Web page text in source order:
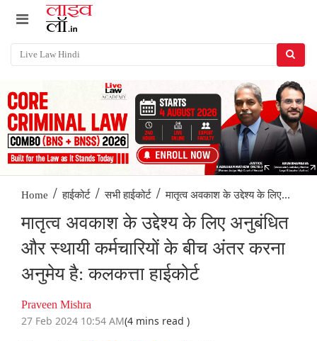
Home / हाईकोर्ट / सभी हाईकोर्ट / मातृत्व अवकाश के उद्देश्य के लिए...
मातृत्व अवकाश के उद्देश्य के लिए अनुबंधित
और स्थायी कर्मचारियों के बीच अंतर करना
अनुमेय है: कलकत्ता हाईकोर्ट
Praveen Mishra
27 Feb 2024 10:54 AM(4 mins read )